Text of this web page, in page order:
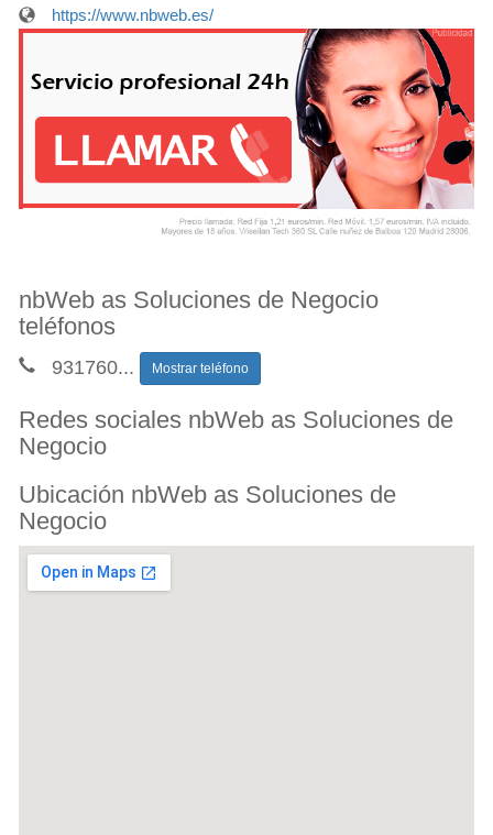
https://www.nbweb.es/
nbWeb as Soluciones de Negocio
teléfonos
931760... Mostrar teléfono
Redes sociales nbWeb as Soluciones de
Negocio
Ubicación nbWeb as Soluciones de
Negocio